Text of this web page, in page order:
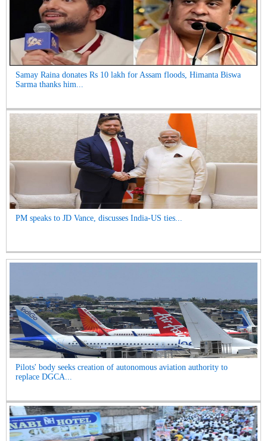
Samay Raina donates Rs 10 lakh for Assam floods, Himanta Biswa
Sarma thanks him...
PM speaks to JD Vance, discusses India-US ties...
Pilots' body seeks creation of autonomous aviation authority to
replace DGCA...